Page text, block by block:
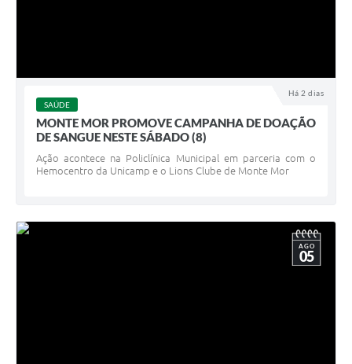
Há 2 dias
SAÚDE
MONTE MOR PROMOVE CAMPANHA DE DOAÇÃO
DE SANGUE NESTE SÁBADO (8)
Ação acontece na Policlínica Municipal em parceria com o
Hemocentro da Unicamp e o Lions Clube de Monte Mor
AGO
05